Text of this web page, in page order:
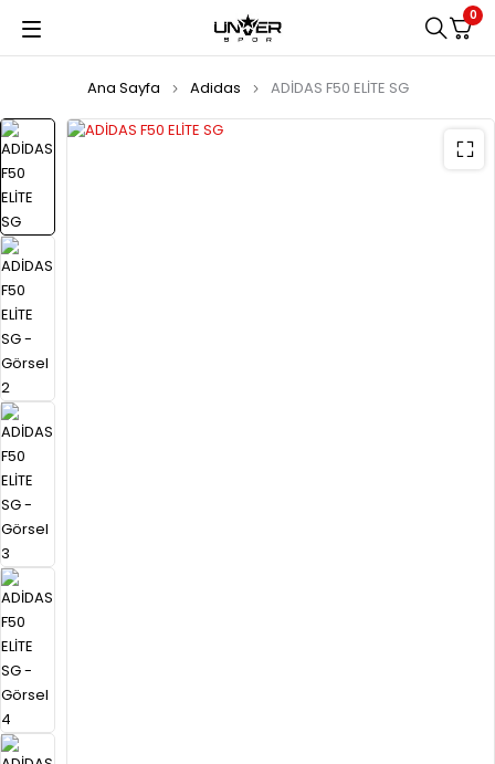
0
Ana Sayfa Adidas ADİDAS F50 ELİTE SG